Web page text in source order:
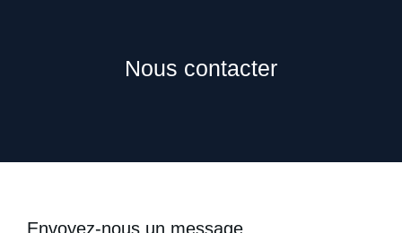
Nous contacter
Envoyez-nous un message